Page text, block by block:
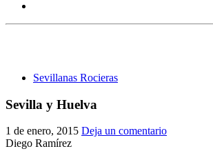
Sevillanas Rocieras
Sevilla y Huelva
1 de enero, 2015 Deja un comentario
Diego Ramírez